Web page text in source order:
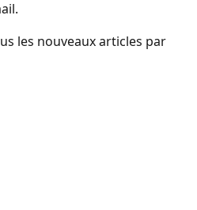
les nouveaux articles par